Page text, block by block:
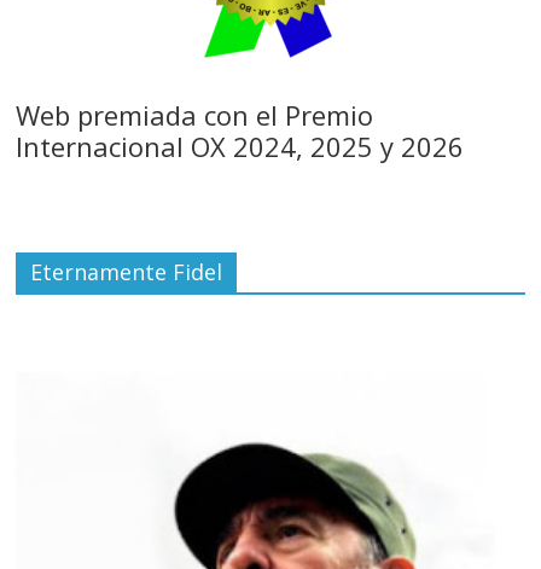
Web premiada con el Premio
Internacional OX 2024, 2025 y 2026
Eternamente Fidel